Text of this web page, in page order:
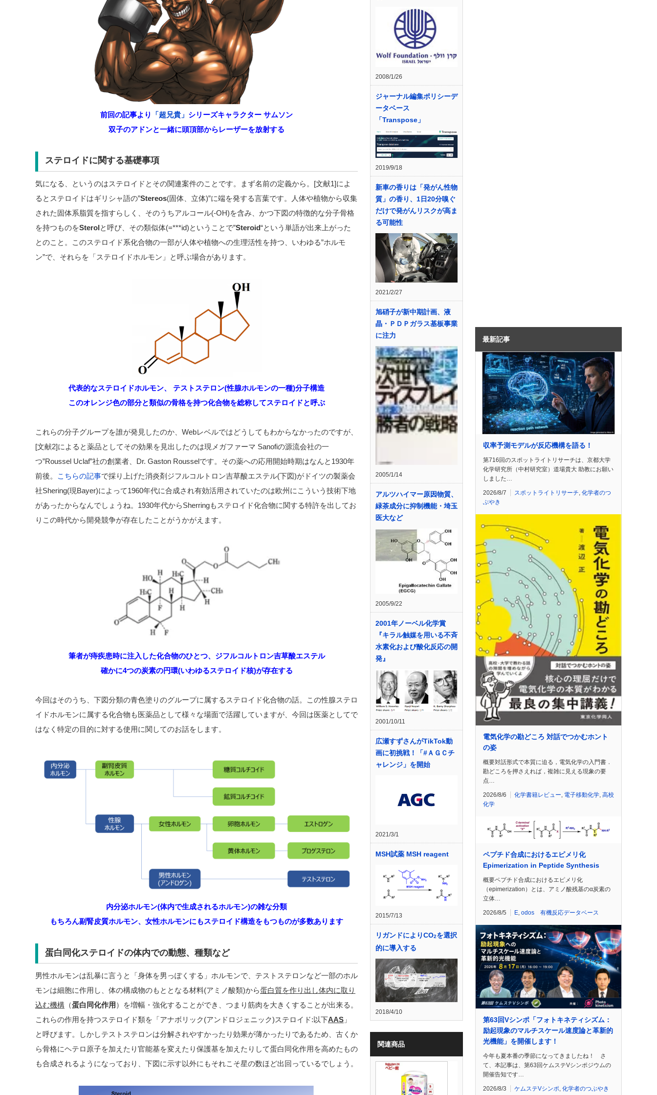
前回の記事より 「超兄貴」 シリーズキャラクター サムソン
双子のアドンと一緒に頭頂部からレーザーを放射する
ステロイドに関する基礎事項
気になる、というのはステロイドとその関連案件のことです。まず名前の定義から。[文献1]によ
るとステロイドはギリシャ語の”Stereos(固体、立体)”に端を発する言葉です。人体や植物から収集
された固体系脂質を指すらしく、そのうちアルコール(-OH)を含み、かつ下図の特徴的な分子骨格
を持つものをSterolと呼び、その類似体(=***id)ということで”Steroid“という単語が出来上がった
とのこと。このステロイド系化合物の一部が人体や植物への生理活性を持つ、いわゆる”ホルモ
ン”で、それらを「ステロイドホルモン」と呼ぶ場合があります。
代表的なステロイドホルモン、 テストステロン(性腺ホルモンの一種)分子構造
このオレンジ色の部分と類似の骨格を持つ化合物を総称してステロイドと呼ぶ
これらの分子グループを誰が発見したのか、Webレベルではどうしてもわからなかったのですが、
[文献2]によると薬品としてその効果を見出したのは現メガファーマ Sanofiの源流会社の一
つ”Roussel Uclaf”社の創業者、Dr. Gaston Rousselです。その薬への応用開始時期はなんと1930年
前後。
こちらの記事で採り上げた消炎剤ジフルコルトロン吉草酸エステル(下図)がドイツの製薬会
社Shering(現Bayer)によって1960年代に合成され有効活用されていたのは欧州にこういう技術下地
があったからなんでしょうね。1930年代からSherringもステロイド化合物に関する特許を出してお
りこの時代から開発競争が存在したことがうかがえます。
筆者が痔疾患時に注入した化合物のひとつ、ジフルコルトロン吉草酸エステル
確かに4つの炭素の円環(いわゆるステロイド核)が存在する
今回はそのうち、下図分類の青色塗りのグループに属するステロイド化合物の話。この性腺ステロ
イドホルモンに属する化合物も医薬品として様々な場面で活躍していますが、今回は医薬としてで
はなく特定の目的に対する使用に関してのお話をします。
内分泌ホルモン(体内で生成されるホルモン)の雑な分類
もちろん副腎皮質ホルモン、女性ホルモンにもステロイド構造をもつものが多数あります
蛋白同化ステロイドの体内での動態、種類など
男性ホルモンは乱暴に言うと「身体を男っぽくする」ホルモンで、テストステロンなど一部のホル
モンは細胞に作用し、体の構成物のもととなる材料(アミノ酸類)から蛋白質を作り出し体内に取り
込む機構 （蛋白同化作用 ）を増幅・強化することができ、つまり筋肉を大きくすることが出来る。
これらの作用を持つステロイド類を「アナボリック(アンドロジェニック)ステロイド:以下AAS 」
と呼びます。しかしテストステロンは分解されやすかったり効果が薄かったりであるため、古くか
ら骨格にヘテロ原子を加えたり官能基を変えたり保護基を加えたりして蛋白同化作用を高めたもの
も合成されるようになっており、下図に示す以外にもそれこそ星の数ほど出回っているでしょう。
2008/1/26
ジャーナル編集ポリシーデ
ータベース
「Transpose」
2019/9/18
新車の香りは「発がん性物
質」の香り、1日20分嗅ぐ
だけで発がんリスクが高ま
る可能性
2021/2/27
旭硝子が新中期計画、液
晶・ＰＤＰガラス基板事業
に注力
2005/1/14
アルツハイマー原因物質、
緑茶成分に抑制機能・埼玉
医大など
2005/9/22
2001年ノーベル化学賞
『キラル触媒を用いる不斉
水素化および酸化反応の開
発』
2001/10/11
広瀬すずさんがTikTok動
画に初挑戦！「#ＡＧＣチ
ャレンジ」を開始
2021/3/1
MSH試薬 MSH reagent
2015/7/13
リガンドによりCO2を選択
的に導入する
2018/4/10
関連商品
最新記事
収率予測モデルが反応機構を語る！
第716回のスポットライトリサーチは、京都大学
化学研究所（中村研究室）道場貴大 助教にお願い
しました…
2026/8/7 スポットライトリサーチ 化学者のつ
ぶやき
電気化学の勘どころ 対話でつかむホント
の姿
概要対話形式で本質に迫る，電気化学の入門書．
勘どころを押さえれば，複雑に見える現象の要
点…
2026/8/6 化学書籍レビュー 電子移動化学 高校
化学
ペプチド合成におけるエピメリ化
Epimerization in Peptide Synthesis
概要ペプチド合成におけるエピメリ化
（epimerization）とは、アミノ酸残基のα炭素の
立体…
2026/8/5 E odos 有機反応データベース
第63回Vシンポ「フォトキネティシズム：
励起現象のマルチスケール速度論と革新的
光機能」を開催します！
今年も夏本番の季節になってきましたね！ さ
て、本記事は、第63回ケムステVシンポジウムの
開催告知です…
2026/8/3 ケムステVシンポ, 化学者のつぶやき